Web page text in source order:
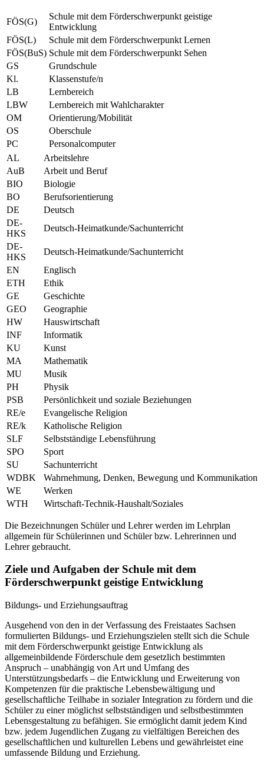
FÖS(G)
Schule mit dem Förderschwerpunkt geistige
Entwicklung
FÖS(L)
Schule mit dem Förderschwerpunkt Lernen
FÖS(BuS) Schule mit dem Förderschwerpunkt Sehen
GS
Grundschule
Kl.
Klassenstufe/n
LB
Lernbereich
LBW
Lernbereich mit Wahlcharakter
OM
Orientierung/Mobilität
OS
Oberschule
PC
Personalcomputer
AL
Arbeitslehre
AuB
Arbeit und Beruf
BIO
Biologie
BO
Berufsorientierung
DE
Deutsch
DE-
HKS
Deutsch-Heimatkunde/Sachunterricht
DE-
HKS
Deutsch-Heimatkunde/Sachunterricht
EN
Englisch
ETH
Ethik
GE
Geschichte
GEO
Geographie
HW
Hauswirtschaft
INF
Informatik
KU
Kunst
MA
Mathematik
MU
Musik
PH
Physik
PSB
Persönlichkeit und soziale Beziehungen
RE/e
Evangelische Religion
RE/k
Katholische Religion
SLF
Selbstständige Lebensführung
SPO
Sport
SU
Sachunterricht
WDBK
Wahrnehmung, Denken, Bewegung und Kommunikation
WE
Werken
WTH
Wirtschaft-Technik-Haushalt/Soziales
Die Bezeichnungen Schüler und Lehrer werden im Lehrplan
allgemein für Schülerinnen und Schüler bzw. Lehrerinnen und
Lehrer gebraucht.
Ziele und Aufgaben der Schule mit dem
Förderschwerpunkt geistige Entwicklung
Bildungs- und Erziehungsauftrag
Ausgehend von den in der Verfassung des Freistaates Sachsen
formulierten Bildungs- und Erziehungszielen stellt sich die Schule
mit dem Förderschwerpunkt geistige Entwicklung als
allgemeinbildende Förderschule dem gesetzlich bestimmten
Anspruch – unabhängig von Art und Umfang des
Unterstützungsbedarfs – die Entwicklung und Erweiterung von
Kompetenzen für die praktische Lebensbewältigung und
gesellschaftliche Teilhabe in sozialer Integration zu fördern und die
Schüler zu einer möglichst selbstständigen und selbstbestimmten
Lebensgestaltung zu befähigen. Sie ermöglicht damit jedem Kind
bzw. jedem Jugendlichen Zugang zu vielfältigen Bereichen des
gesellschaftlichen und kulturellen Lebens und gewährleistet eine
umfassende Bildung und Erziehung.